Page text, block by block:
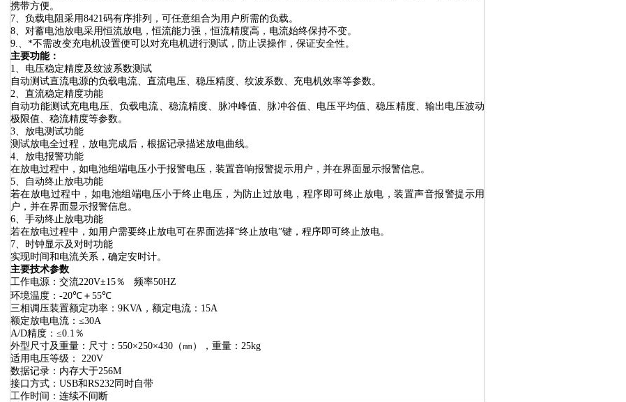
携带方便。
7、负载电阻采用8421码有序排列，可任意组合为用户所需的负载。
8、 对蓄电池放电采用恒流放电 ，恒流能力强，恒流精度高， 电流始终保持不变。
9.、 *不需改变充电机设置便可以对充电机进行测试，防止误操作，保证安全性。
主要功能：
1、电压稳定精度及纹波系数测试
自动测试直流电源的负载电流、直流电压、稳压精度、纹波系数、 充电机效率等参数。
2、直流稳定精度功能
自动功能测试充电电压、负载电流、稳流精度、脉冲峰值、脉冲谷值、电压平均值、稳压精度、输出电压波动
极限值、稳流精度等参数。
3、放电测试功能
测试放电全过程，放电完成后，根据记录描述放电曲线。
4、放电报警功能
在放电过程中，如电池组端电压小于报警电压，装置音响报警提示用户，并在界面显示报警信息。
5、自动终止放电功能
若在放电过程中，如电池组端电压小于终止电压，为防止过放电，程序即可终止放电，装置声音报警提示用
户，并在界面显示报警信息。
6、手动终止放电功能
若在放电过程中，如用户需要终止放电可在界面选择“终止放电”键，程序即可终止放电。
7、时钟显示及对时功能
实现时间和电流关系，确定安时计。
主要技术参数
工作电源：交流220V±15％ 频率50HZ
环境温度：-20℃ ＋55℃
三相调压装置额定功率： 9KVA ，额定电流： 15A
额定放电电流：≤30A
A/D精度： ≤0.1 ％
外型尺寸及重量：尺寸：550×250×430 （㎜），重量： 25kg
适用电压等级： 220V
数据记录：内存大于256M
接口方式：USB和RS232 同时自带
工作时间：连续不间断